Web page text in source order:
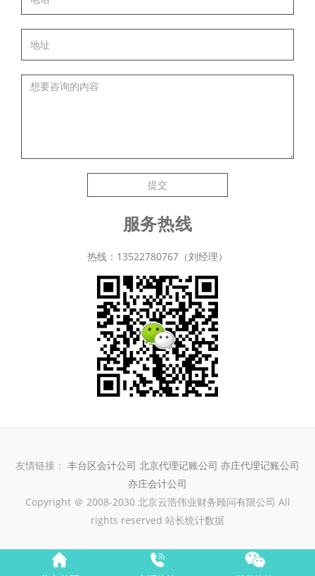
提交
服务热线
热线：13522780767（刘经理）
友情链接： 丰台区会计公司 北京代理记账公司 亦庄代理记账公司
亦庄会计公司
Copyright ＠ 2008-2030 北京云浩伟业财务顾问有限公司 All
rights reserved 站长统计数据